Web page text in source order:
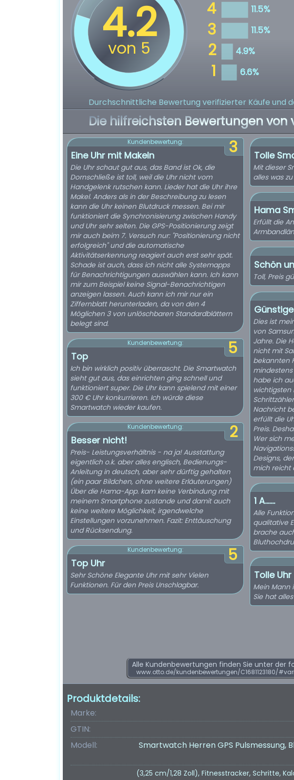
Durchschnittliche Bewertung verifizierter Käufe und
Die hilfreichsten Bewertungen von
3
Kundenbewertung:
Eine Uhr mit Makeln
Die Uhr schaut gut aus, das Band ist Ok, die
Dornschließe ist toll, weil die Uhr nicht vom
Handgelenk rutschen kann. Lieder hat die Uhr ihre
Makel. Anders als in der Beschreibung zu lesen
kann die Uhr keinen Blutdruck messen. Bei mir
funktioniert die Synchronisierung zwischen Handy
und Uhr sehr selten. Die GPS-Positionierung zeigt
mir auch beim 7. Versuch nur: "Positionierung nicht
erfolgreich" und die automatische
Aktivitätserkennung reagiert auch erst sehr spät.
Schade ist auch, dass ich nicht alle Systemapps
für Benachrichtigungen auswählen kann. Ich kann
mir zum Beispiel keine Signal-Benachrichtigen
anzeigen lassen. Auch kann ich mir nur ein
Ziffernblatt herunterladen, da von den 4
Möglichen 3 von unlöschbaren Standardblättern
belegt sind.
5
Kundenbewertung:
Top
Ich bin wirklich positiv überrascht. Die Smartwatch
sieht gut aus, das einrichten ging schnell und
funktioniert super. Die Uhr kann spielend mit einer
300 € Uhr konkurrieren. Ich würde diese
Smartwatch wieder kaufen.
2
Kundenbewertung:
Besser nicht!
Preis- Leistungsverhältnis - na ja! Ausstattung
eigentlich o.k. aber alles englisch, Bedienungs-
Anleitung in deutsch, aber sehr dürftig gehalten
(ein paar Bildchen, ohne weitere Erläuterungen)
Über die Hama-App. kam keine Verbindung mit
meinem Smartphone zustande und damit auch
keine weitere Möglichkeit, irgendwelche
Einstellungen vorzunehmen. Fazit: Enttäuschung
und Rücksendung.
5
Kundenbewertung:
Top Uhr
Sehr Schöne Elegante Uhr mit sehr Vielen
Funktionen. Für den Preis Unschlagbar.
Tolle
Mit dieser
alles was
Hama
Erfüllt die
Schön
Toll, Preis
Dies ist
von
Jahre. Die
nicht mit
bekannten
habe ich
wichtigsten
Nachricht bei
erfüllt die
Preis.
Wer sich
Designs,
mich reicht
1 A.......
Alle
qualitative
brache
Tolle Uhr
Mein Mann
Sie hat
Alle Kundenbewertungen finden Sie unter der
www.otto.de/kundenbewertungen/C1681123180/
Produktdetails:
Marke:
GTIN:
Modell:
Smartwatch Herren GPS Pulsmessung,
(3,25 cm/1,28 Zoll), Fitnesstracker, Schritte,